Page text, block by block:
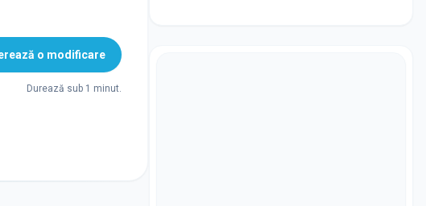
o modificare
Durează sub 1 minut.